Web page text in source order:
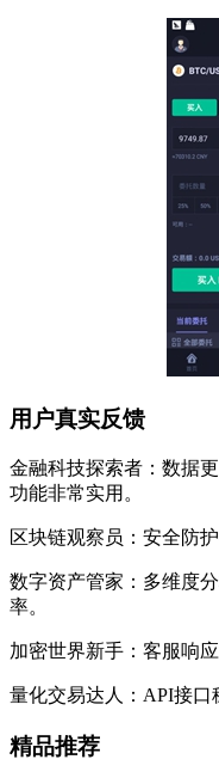
用户真实反馈
金融科技探索者：数据
功能非常实用。
区块链观察员：安全防
数字资产管家：多维度
率。
加密世界新手：客服响
量化交易达人：API接口
精品推荐